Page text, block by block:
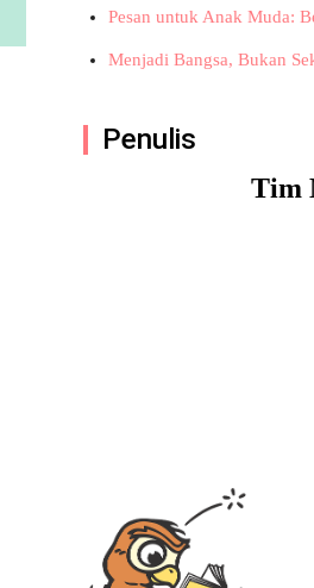
Pesan untuk Anak Muda:
Menjadi Bangsa, Bukan
Penulis
Tim